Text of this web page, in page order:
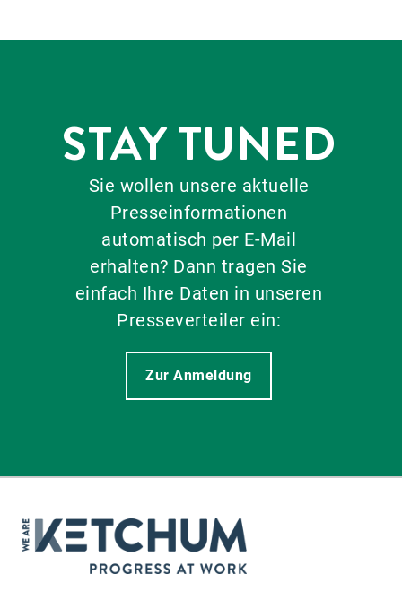
STAY TUNED
Sie wollen unsere aktuelle
Presseinformationen
automatisch per E-Mail
erhalten? Dann tragen Sie
einfach Ihre Daten in unseren
Presseverteiler ein:
Zur Anmeldung